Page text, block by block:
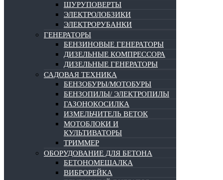
ШУРУПОВЕРТЫ
ЭЛЕКТРОЛОБЗИКИ
ЭЛЕКТРОРУБАНКИ
ГЕНЕРАТОРЫ
БЕНЗИНОВЫЕ ГЕНЕРАТОРЫ
ДИЗЕЛЬНЫЕ КОМПРЕССОРА
ДИЗЕЛЬНЫЕ ГЕНЕРАТОРЫ
САДОВАЯ ТЕХНИКА
БЕНЗОБУРЫ/МОТОБУРЫ
БЕНЗОПИЛЫ/ ЭЛЕКТРОПИЛЫ
ГАЗОНОКОСИЛКА
ИЗМЕЛЬЧИТЕЛЬ ВЕТОК
МОТОБЛОКИ И
КУЛЬТИВАТОРЫ
ТРИММЕР
ОБОРУДОВАНИЕ ДЛЯ БЕТОНА
БЕТОНОМЕШАЛКА
ВИБРОРЕЙКА